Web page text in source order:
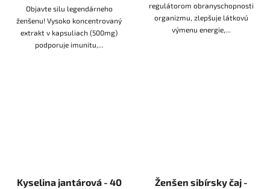
Objavte silu legendárneho
ženšenu! Vysoko koncentrovaný
extrakt v kapsuliach (500mg)
podporuje imunitu,...
regulátorom obranyschopnosti
organizmu, zlepšuje látkovú
výmenu energie,...
Kyselina jantárová - 40
Ženšen sibírsky čaj -